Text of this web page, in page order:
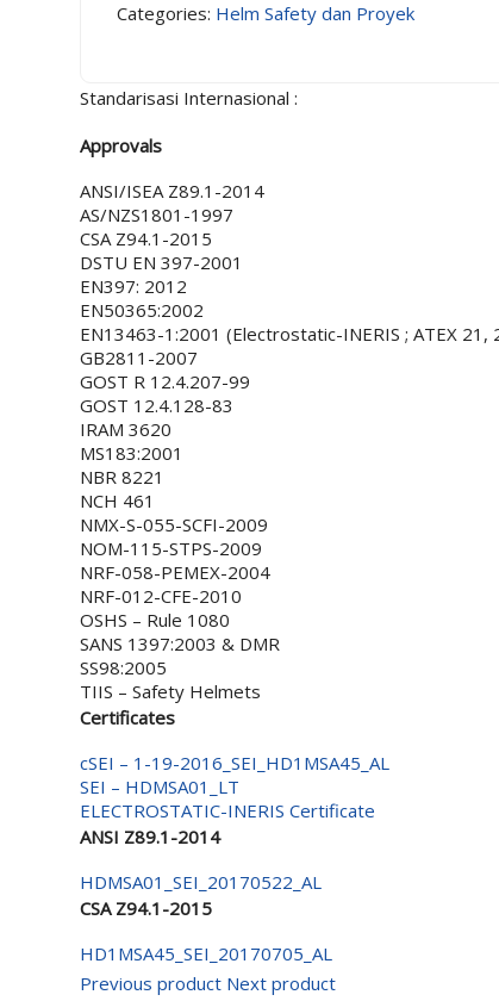
Categories: Helm Safety dan Proyek
Standarisasi Internasional :
Approvals
ANSI/ISEA Z89.1-2014
AS/NZS1801-1997
CSA Z94.1-2015
DSTU EN 397-2001
EN397: 2012
EN50365:2002
EN13463-1:2001 (Electrostatic-INERIS ; ATEX 21,
GB2811-2007
GOST R 12.4.207-99
GOST 12.4.128-83
IRAM 3620
MS183:2001
NBR 8221
NCH 461
NMX-S-055-SCFI-2009
NOM-115-STPS-2009
NRF-058-PEMEX-2004
NRF-012-CFE-2010
OSHS – Rule 1080
SANS 1397:2003 & DMR
SS98:2005
TIIS – Safety Helmets
Certificates
cSEI – 1-19-2016_SEI_HD1MSA45_AL
SEI – HDMSA01_LT
ELECTROSTATIC-INERIS Certificate
ANSI Z89.1-2014
HDMSA01_SEI_20170522_AL
CSA Z94.1-2015
HD1MSA45_SEI_20170705_AL
Previous product Next product